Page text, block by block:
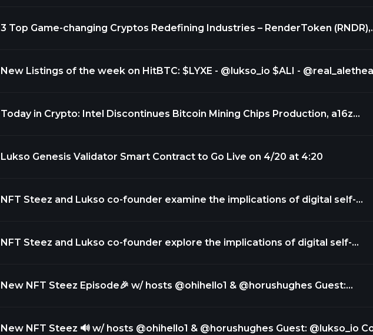
3 Top Game-changing Cryptos Redefining Industries – RenderToken (RNDR),
New Listings of the week on HitBTC: $LYXE - @lukso_io $ALI - @real_alethea
Today in Crypto: Intel Discontinues Bitcoin Mining Chips Production, a16z
Lukso Genesis Validator Smart Contract to Go Live on 4/20 at 4:20
NFT Steez and Lukso co-founder examine the implications of digital self-
NFT Steez and Lukso co-founder explore the implications of digital self-
New NFT Steez Episode🎉 w/ hosts @ohihello1 & @horushughes Guest:
New NFT Steez 🔊 w/ hosts @ohihello1 & @horushughes Guest: @lukso_io Co-